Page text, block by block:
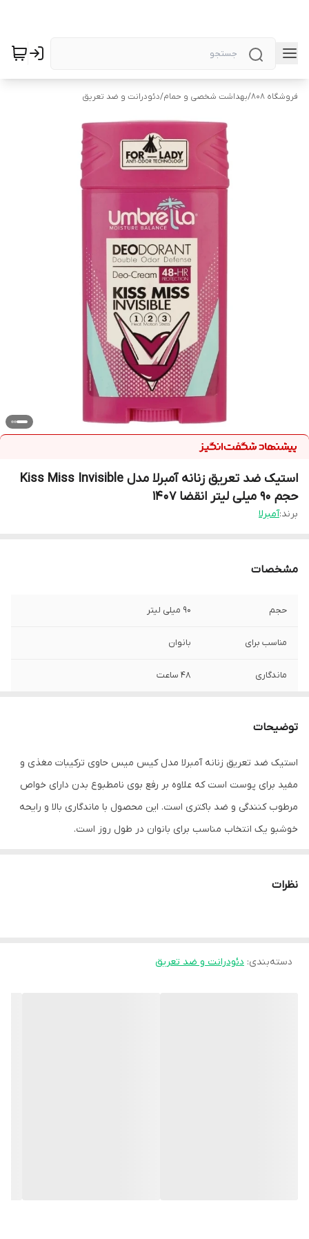
فروشگاه 808 /بهداشت شخصی و حمام/دئودرانت و ضد تعریق
استیک ضد تعریق زنانه آمبرلا مدل Kiss Miss Invisible
حجم 90 میلی لیتر انقضا ۱۴۰۷
برند:آمبرلا
مشخصات
حجم ۹۰ میلی لیتر
مناسب برای بانوان
ماندگاری ۴۸ ساعت
توضیحات
استیک ضد تعریق زنانه آمبرلا مدل کیس میس حاوی ترکیبات مغذی و
مفید برای پوست است که علاوه بر رفع بوی نامطبوع بدن دارای خواص
مرطوب کنندگی و ضد باکتری است. این محصول با ماندگاری بالا و رایحه
خوشبو یک انتخاب مناسب برای بانوان در طول روز است.
نظرات
دسته‌بندی: دئودرانت و ضد تعریق